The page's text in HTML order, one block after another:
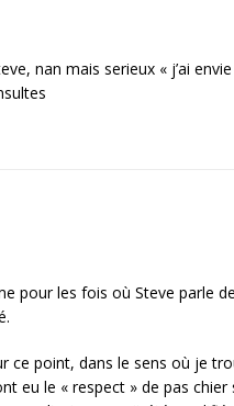
nan mais serieux « j’ai
pour les fois où Steve parle
ce point, dans le sens où je
eu le « respect » de pas